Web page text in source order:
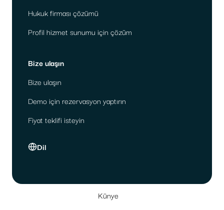
Hukuk firması çözümü
Profil hizmet sunumu için çözüm
Bize ulaşın
Bize ulaşın
Demo için rezervasyon yaptırın
Fiyat teklifi isteyin
Dil
Künye